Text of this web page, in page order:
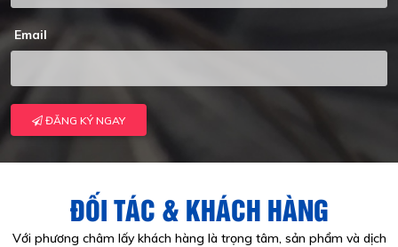
Email
ĐĂNG KÝ NGAY
ĐỐI TÁC & KHÁCH HÀNG
Với phương châm lấy khách hàng là trọng tâm, sản phẩm và dịch